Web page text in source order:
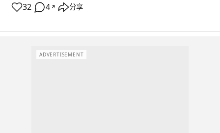
32 4 ↗ 分享
ADVERTISEMENT